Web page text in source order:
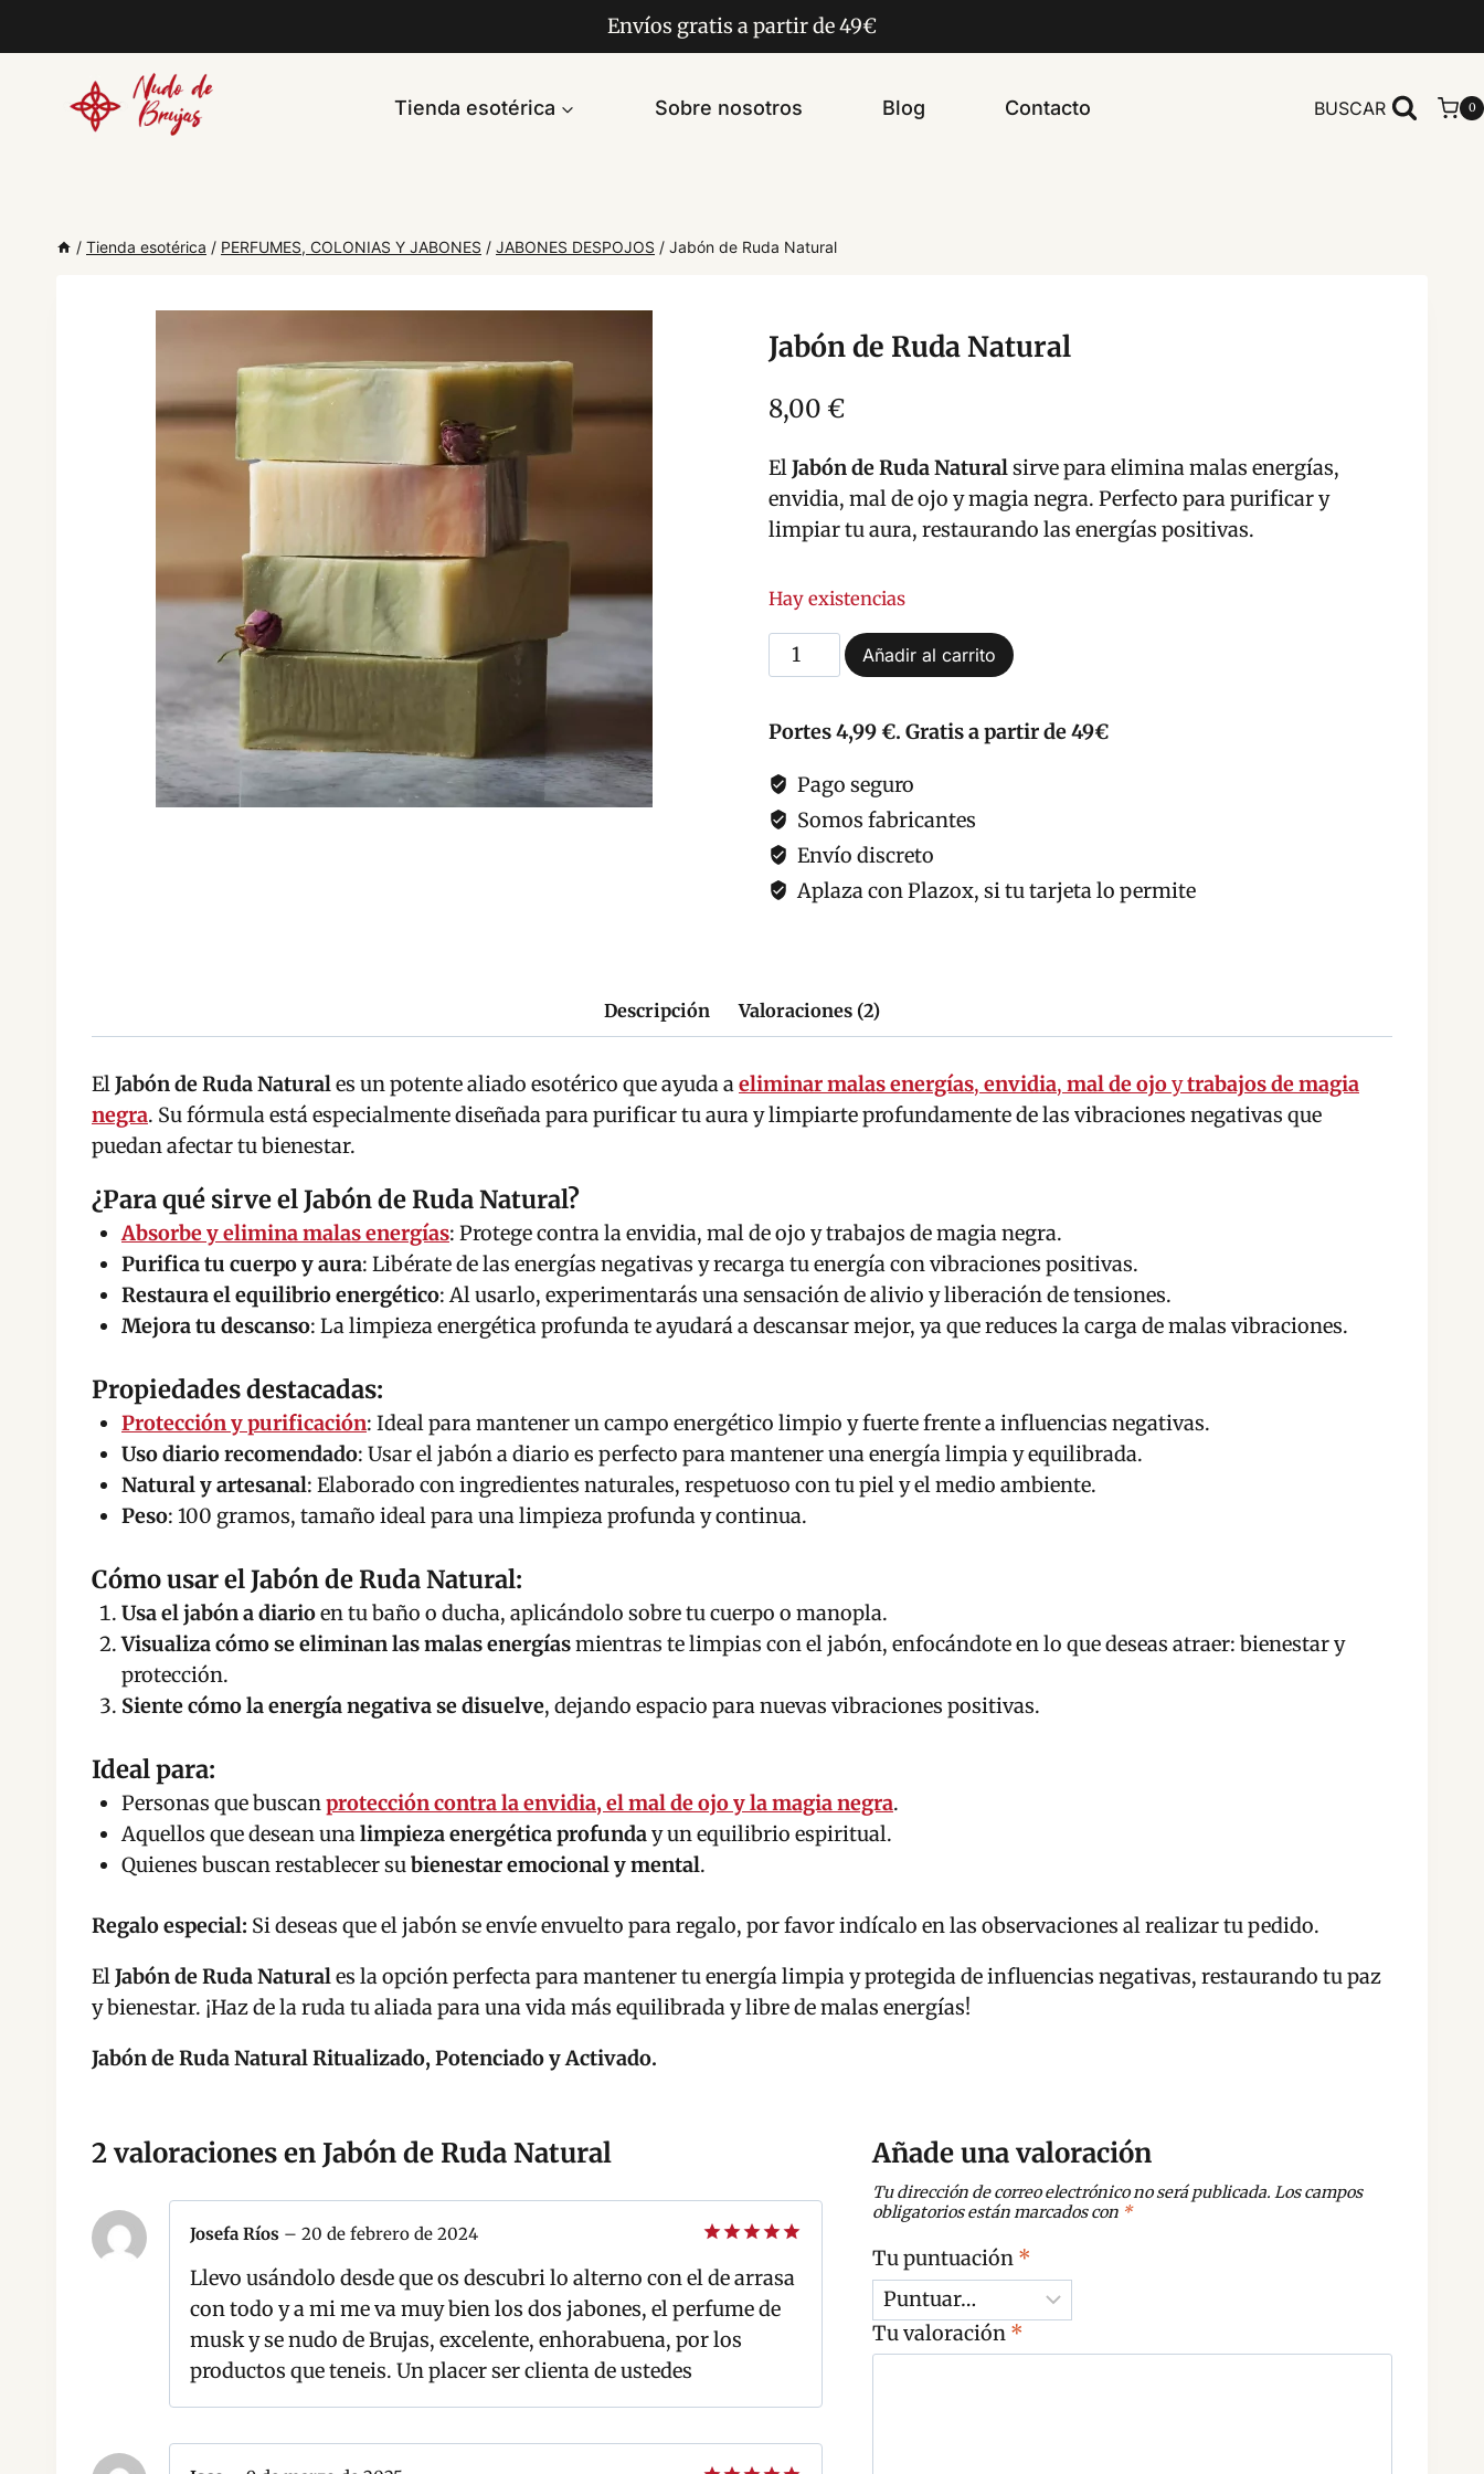
contenido
Envíos gratis a partir de 49€
Tienda esotérica Sobre nosotros Blog Contacto BUSCAR 0
/ Tienda esotérica / PERFUMES, COLONIAS Y JABONES / JABONES DESPOJOS / Jabón de Ruda Natural
Jabón de Ruda Natural
8,00 €
ElJabón de Ruda Naturalsirve para elimina malas energías,
envidia, mal de ojo y magia negra. Perfecto para purificar y
limpiar tu aura, restaurando las energías positivas.
Hay existencias
Jabón
de
Natural
cantidad
Añadir al carrito
Portes 4,99 €. Gratis a partir de 49€
Pago seguro
Somos fabricantes
Envío discreto
Aplaza con Plazox, si tu tarjeta lo permite
Descripción Valoraciones (2)
ElJabón de Ruda Naturales un potente aliado esotérico que ayuda aeliminar malas energías, envidia, mal de ojoytrabajos de magia
negra. Su fórmula está especialmente diseñada para purificar tu aura y limpiarte profundamente de las vibraciones negativas que
puedan afectar tu bienestar.
¿Para qué sirve el Jabón de Ruda Natural?
Absorbe y elimina malas energías: Protege contra la envidia, mal de ojo y trabajos de magia negra.
Purifica tu cuerpo y aura: Libérate de las energías negativas y recarga tu energía con vibraciones positivas.
Restaura el equilibrio energético: Al usarlo, experimentarás una sensación de alivio y liberación de tensiones.
Mejora tu descanso: La limpieza energética profunda te ayudará a descansar mejor, ya que reduces la carga de malas vibraciones.
Propiedades destacadas:
Protección y purificación: Ideal para mantener un campo energético limpio y fuerte frente a influencias negativas.
Uso diario recomendado: Usar el jabón a diario es perfecto para mantener una energía limpia y equilibrada.
Natural y artesanal: Elaborado con ingredientes naturales, respetuoso con tu piel y el medio ambiente.
Peso: 100 gramos, tamaño ideal para una limpieza profunda y continua.
Cómo usar el Jabón de Ruda Natural:
Usa el jabón a diarioen tu baño o ducha, aplicándolo sobre tu cuerpo o manopla.
Visualiza cómo se eliminan las malas energíasmientras te limpias con el jabón, enfocándote en lo que deseas atraer: bienestar y
protección.
Siente cómo la energía negativa se disuelve, dejando espacio para nuevas vibraciones positivas.
Ideal para:
Personas que buscanprotección contra la envidia, el mal de ojo y la magia negra.
Aquellos que desean unalimpieza energética profunday un equilibrio espiritual.
Quienes buscan restablecer subienestar emocional y mental.
Regalo especial: Si deseas que el jabón se envíe envuelto para regalo, por favor indícalo en las observaciones al realizar tu pedido.
ElJabón de Ruda Naturales la opción perfecta para mantener tu energía limpia y protegida de influencias negativas, restaurando tu paz
y bienestar. ¡Haz de la ruda tu aliada para una vida más equilibrada y libre de malas energías!
Jabón de Ruda Natural Ritualizado, Potenciado y Activado.
2 valoraciones en Jabón de Ruda Natural
con5de 5
Josefa Ríos – 20 de febrero de 2024
Llevo usándolo desde que os descubri lo alterno con el de arrasa
con todo y a mi me va muy bien los dos jabones, el perfume de
musk y se nudo de Brujas, excelente, enhorabuena, por los
productos que teneis. Un placer ser clienta de ustedes
Añade una valoración
Tu dirección de correo electrónico no será publicada. Los campos
obligatorios están marcados con *
Tu puntuación *
Tu valoración *